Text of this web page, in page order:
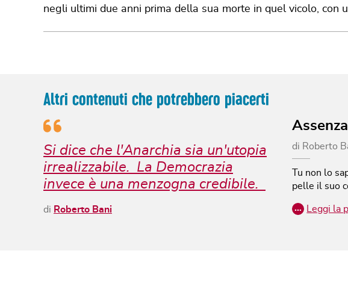
negli ultimi due anni prima della sua morte in quel vicolo, con
Altri contenuti che potrebbero piacerti
Si dice che l'Anarchia sia un'utopia
irrealizzabile. La Democrazia
invece è una menzogna credibile.
di Roberto Bani
Assenza
di Roberto
Tu non lo
pelle il suo
… Leggi la